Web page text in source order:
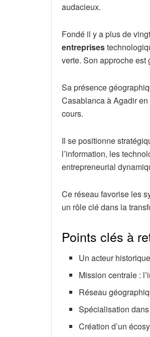
audacieux.
Fondé il y a plus de
entreprises
verte. Son approche est
Sa présence
Casablanca à Agadir en
cours.
Il se positionne
l’information, les
entrepreneurial
Ce réseau favorise les
un rôle clé dans la
Points clés à
Un acteur
Mission centrale :
Réseau
Spécialisation
Création d’un